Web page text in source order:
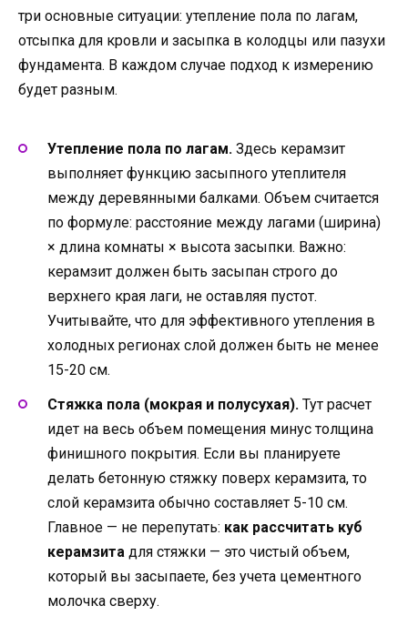
три основные ситуации: утепление пола по лагам,
отсыпка для кровли и засыпка в колодцы или пазухи
фундамента. В каждом случае подход к измерению
будет разным.
Утепление пола по лагам. Здесь керамзит
выполняет функцию засыпного утеплителя
между деревянными балками. Объем считается
по формуле: расстояние между лагами (ширина)
× длина комнаты × высота засыпки. Важно:
керамзит должен быть засыпан строго до
верхнего края лаги, не оставляя пустот.
Учитывайте, что для эффективного утепления в
холодных регионах слой должен быть не менее
15-20 см.
Стяжка пола (мокрая и полусухая). Тут расчет
идет на весь объем помещения минус толщина
финишного покрытия. Если вы планируете
делать бетонную стяжку поверх керамзита, то
слой керамзита обычно составляет 5-10 см.
Главное — не перепутать: как рассчитать куб
керамзита для стяжки — это чистый объем,
который вы засыпаете, без учета цементного
молочка сверху.